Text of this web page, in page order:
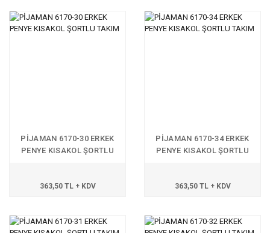
PİJAMAN 6170-30 ERKEK
PENYE KISAKOL ŞORTLU
363,50 TL + KDV
PİJAMAN 6170-34 ERKEK
PENYE KISAKOL ŞORTLU
363,50 TL + KDV